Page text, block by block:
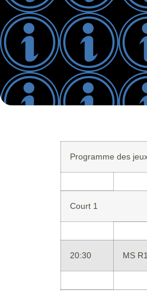
Programme des
Court 1
20:30 MS